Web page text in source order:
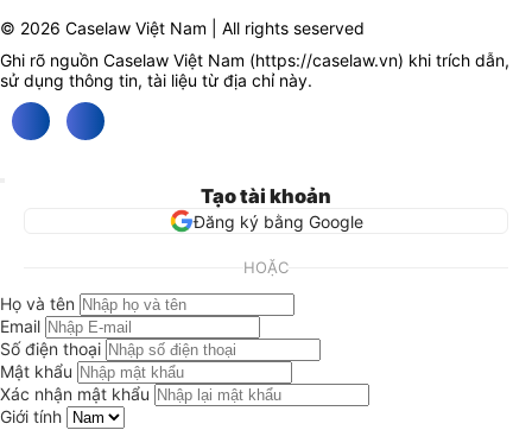
© 2026 Caselaw Việt Nam | All rights seserved
Ghi rõ nguồn Caselaw Việt Nam (https://caselaw.vn) khi trích dẫn,
sử dụng thông tin, tài liệu từ địa chỉ này.
Tạo tài khoản
Đăng ký bằng Google
HOẶC
Họ và tên
Email
Số điện thoại
Mật khẩu
Xác nhận mật khẩu
Giới tính